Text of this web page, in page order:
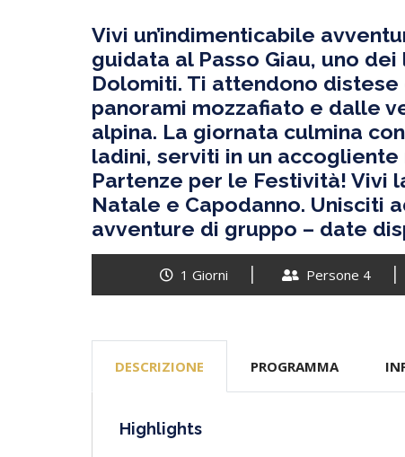
Vivi un’indimenticabile
guidata al Passo Giau, uno
Dolomiti. Ti attendono
panorami mozzafiato e dalle
alpina. La giornata culmina
ladini, serviti in un
Partenze per le Festività! Vivi
Natale e Capodanno. Unisciti
avventure di gruppo – date
1 Giorni Persone 4
DESCRIZIONE PROGRAMMA
Highlights